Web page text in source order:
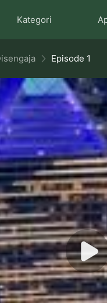
Kategori
Episode 1